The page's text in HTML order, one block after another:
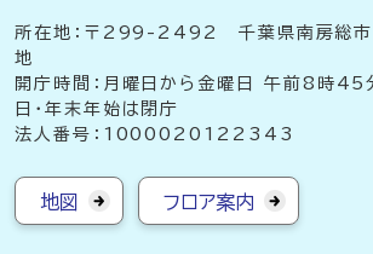
所在地：〒299-2492 千葉県南房総市
地
開庁時間：月曜日から金曜日 午前8時
日・年末年始は閉庁
法人番号：1000020122343
地図 フロア案内